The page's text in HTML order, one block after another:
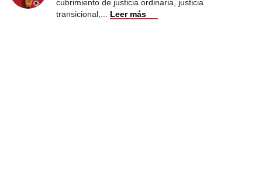
cubrimiento de justicia ordinaria, justicia
transicional,
Leer más